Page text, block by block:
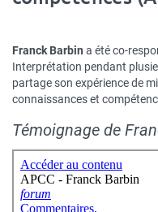
Franck Barbin a été co-
Interprétation pendant
partage son expérience de
connaissances et
Témoignage de